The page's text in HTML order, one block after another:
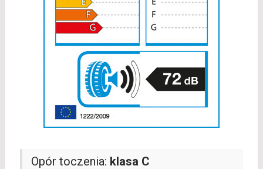
Opór toczenia: klasa C